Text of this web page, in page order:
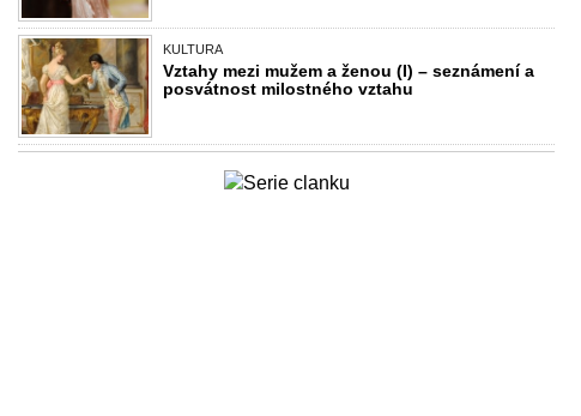
KULTURA
Vztahy mezi mužem a ženou (I) – seznámení a
posvátnost milostného vztahu